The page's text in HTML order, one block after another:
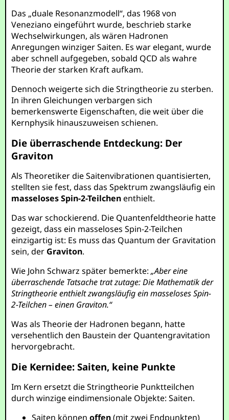
Das „duale Resonanzmodell“, das 1968 von
Veneziano eingeführt wurde, beschrieb starke
Wechselwirkungen, als wären Hadronen
Anregungen winziger Saiten. Es war elegant, wurde
aber schnell aufgegeben, sobald QCD als wahre
Theorie der starken Kraft aufkam.
Dennoch weigerte sich die Stringtheorie zu sterben.
In ihren Gleichungen verbargen sich
bemerkenswerte Eigenschaften, die weit über die
Kernphysik hinauszuweisen schienen.
Die überraschende Entdeckung: Der
Graviton
Als Theoretiker die Saitenvibrationen quantisierten,
stellten sie fest, dass das Spektrum zwangsläufig ein
masseloses Spin-2-Teilchenenthielt.
Das war schockierend. Die Quantenfeldtheorie hatte
gezeigt, dass ein masseloses Spin-2-Teilchen
einzigartig ist: Es muss das Quantum der Gravitation
sein, der Graviton.
Wie John Schwarz später bemerkte:„Aber eine
überraschende Tatsache trat zutage: Die Mathematik der
Stringtheorie enthielt zwangsläufig ein masseloses Spin-
2-Teilchen – einen Graviton.“
Was als Theorie der Hadronen begann, hatte
versehentlich den Baustein der Quantengravitation
hervorgebracht.
Die Kernidee: Saiten, keine Punkte
Im Kern ersetzt die Stringtheorie Punktteilchen
durch winzige eindimensionale Objekte: Saiten.
Saiten könnenoffen(mit zwei Endpunkten)